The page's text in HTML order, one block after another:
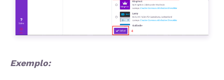
Exemplo: